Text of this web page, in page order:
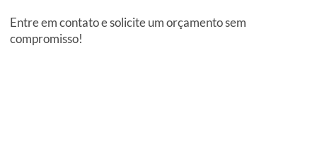
Entre em contato e solicite um orçamento sem
compromisso!